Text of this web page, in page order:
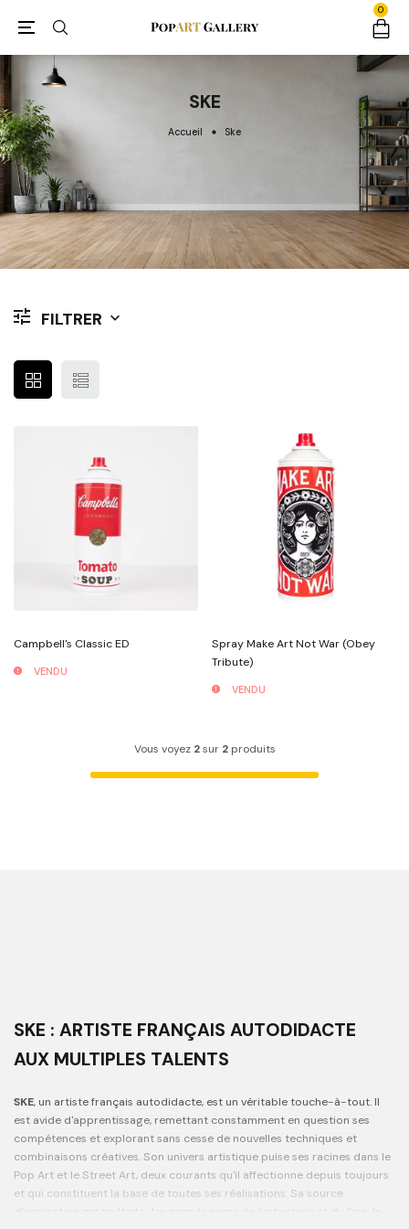
0
SKE
Accueil Ske
FILTRER
Campbell's Classic ED
VENDU
Spray Make Art Not War (Obey
Tribute)
VENDU
Vous voyez 2sur 2produits
SKE : ARTISTE FRANÇAIS AUTODIDACTE
AUX MULTIPLES TALENTS
SKE, un artiste français autodidacte, est un véritable touche-à-tout. Il
est avide d'apprentissage, remettant constamment en question ses
compétences et explorant sans cesse de nouvelles techniques et
combinaisons créatives. Son univers artistique puise ses racines dans le
Pop Art et le Street Art, deux courants qu'il affectionne depuis toujours
et qui constituent la base de toutes ses réalisations. Sa source